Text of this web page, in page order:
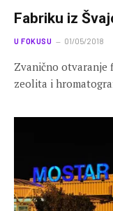
Fabriku iz
U FOKUSU 01/05/2018
Zvanično otvaranje
zeolita i